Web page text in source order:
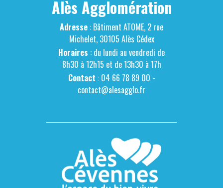
Alès Agglomération
Adresse : Bâtiment ATOME, 2 rue
Michelet, 30105 Alès Cédex
Horaires : du lundi au vendredi de
8h30 à 12h15 et de 13h30 à 17h
Contact : 04 66 78 89 00 -
contact@alesagglo.fr